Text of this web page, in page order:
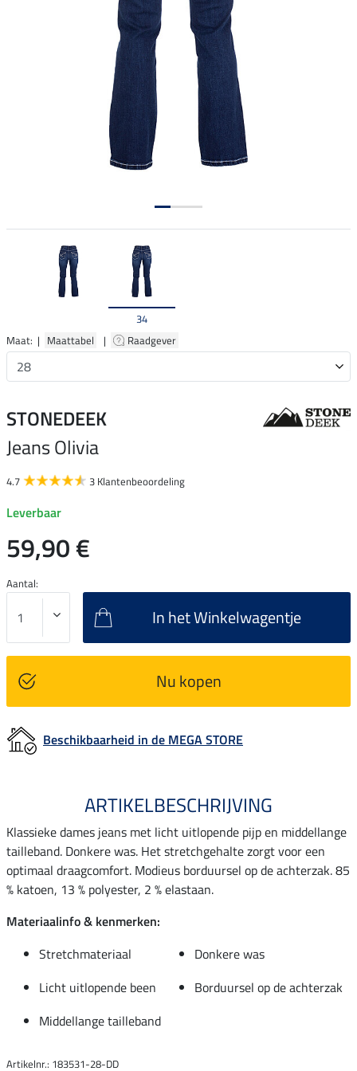
34
Maat: | Maattabel | Raadgever
STONEDEEK
Jeans Olivia
4.7 3 Klantenbeoordeling
Leverbaar
59,90 €
Aantal:
In het Winkelwagentje
Nu kopen
Beschikbaarheid in de MEGA STORE
ARTIKELBESCHRIJVING
Klassieke dames jeans met licht uitlopende pijp en middellange
tailleband. Donkere was. Het stretchgehalte zorgt voor een
optimaal draagcomfort. Modieus borduursel op de achterzak. 85
% katoen, 13 % polyester, 2 % elastaan.
Materiaalinfo & kenmerken:
Stretchmateriaal
Donkere was
Licht uitlopende been
Borduursel op de achterzak
Middellange tailleband
Artikelnr.: 183531-28-DD